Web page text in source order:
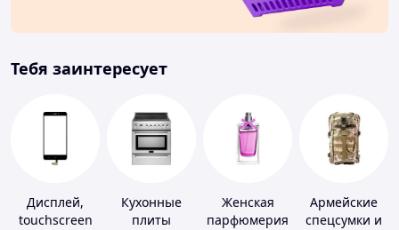
Тебя заинтересует
Дисплей,
touchscreen
Кухонные
плиты
Женская
парфюмерия
Армейские
спецсумки и